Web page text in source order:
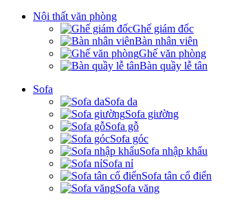
Nội thất văn phòng
Ghế giám đốc
Bàn nhân viên
Ghế văn phòng
Bàn quầy lễ tân
Sofa
Sofa da
Sofa giường
Sofa gỗ
Sofa góc
Sofa nhập khẩu
Sofa nỉ
Sofa tân cổ điển
Sofa văng